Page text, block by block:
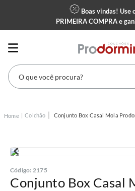
Boas vindas! Use
PRIMEIRA COMPRAe
O que você procura?
Colchão Conjunto Box Casal Mola
Código: 2175
Conjunto Box Casal